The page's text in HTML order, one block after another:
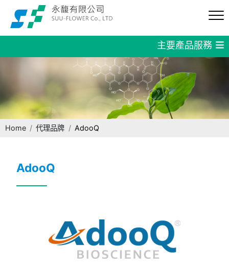
主要產品服務
Home 代理品牌 AdooQ
AdooQ